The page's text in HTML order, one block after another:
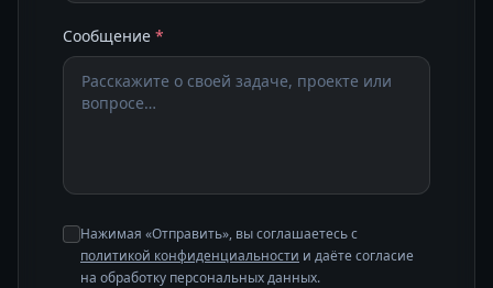
Сообщение *
Нажимая «Отправить», вы соглашаетесь с
политикой конфиденциальности и даёте согласие
на обработку персональных данных.